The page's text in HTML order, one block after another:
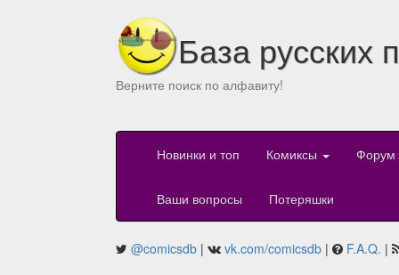
База русских
Верните поиск по алфавиту!
Новинки и топ Комиксы Форум
Ваши вопросы Потеряшки
@comicsdb | vk.com/comicsdb | F.A.Q. |